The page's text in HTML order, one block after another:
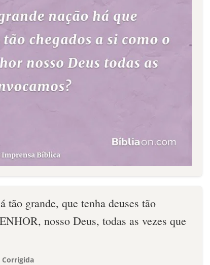
tão grande, que tenha deuses tão
nosso Deus, todas as vezes que
Corrigida